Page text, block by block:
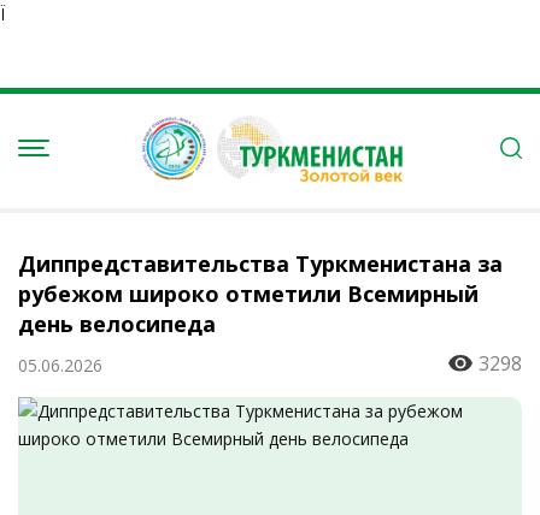
Ï
Диппредставительства Туркменистана за
рубежом широко отметили Всемирный
день велосипеда
05.06.2026 3298